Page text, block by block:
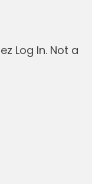
Log In. Not a